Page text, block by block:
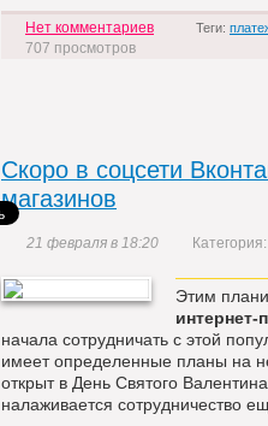
Нет комментариев Теги:
707 просмотров
Скоро в соцсети
магазинов
21 февраля в 18:20 Категория:
Этим
интернет-
начала сотрудничать с этой
имеет определенные планы на
открыт в День Святого
налаживается сотрудничество